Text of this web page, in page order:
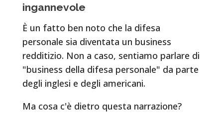
ingannevole
È un fatto ben noto che la difesa
personale sia diventata un business
redditizio. Non a caso, sentiamo parlare di
"business della difesa personale" da parte
degli inglesi e degli americani.
Ma cosa c'è dietro questa narrazione?